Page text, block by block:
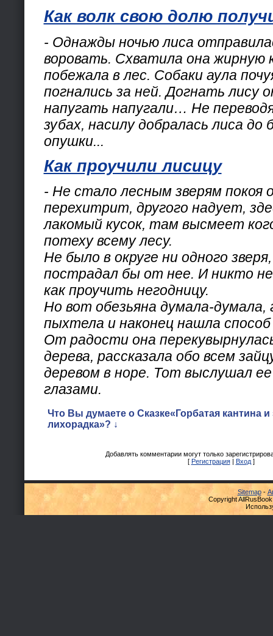
Как волк свою долю
- Однажды ночью лиса
воровать. Схватила она жирную
побежала в лес. Собаки аула
погнались за ней. Догнать лису
напугать напугали… Не
зубах, насилу добралась лиса
опушки...
Как проучили лисицу
- Не стало лесным зверям покоя
перехитрит, другого надует,
лакомый кусок, там высмеет
потеху всему лесу.
Не было в округе ни одного
пострадал бы от нее. И никто
как проучить негодницу.
Но вот обезьяна думала-думала,
пыхтела и наконец нашла способ
От радости она
дерева, рассказала обо всем
деревом в норе. Тот выслушал
глазами.
Что Вы думаете о Сказке«Горбатая кантина и
лихорадка»? ↓
Добавлять комментарии могут только
[ Регистрация| Вход]
Sitemap-
Copyright